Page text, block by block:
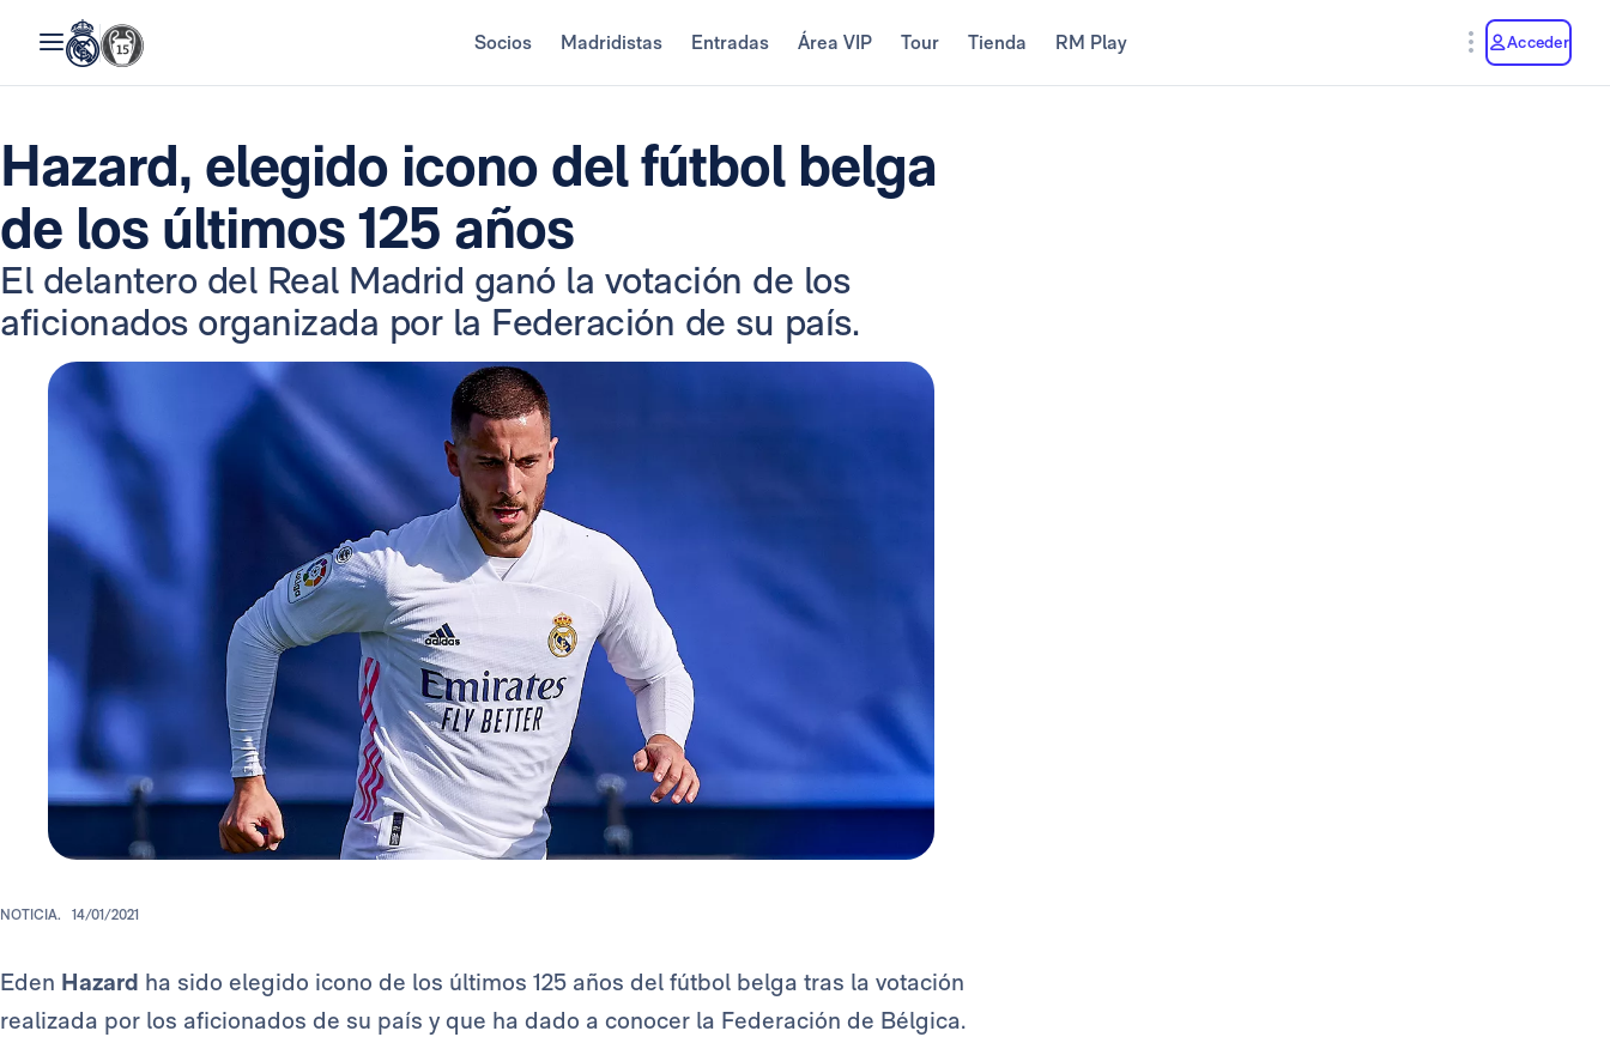
Socios Madridistas Entradas Área VIP Tour Tienda RM Play Acceder
Hazard, elegido icono del fútbol belga
de los últimos 125 años
El delantero del Real Madrid ganó la votación de los
aficionados organizada por la Federación de su país.
NOTICIA. 14/01/2021
Eden Hazard ha sido elegido icono de los últimos 125 años del fútbol belga tras la votación
realizada por los aficionados de su país y que ha dado a conocer la Federación de Bélgica.